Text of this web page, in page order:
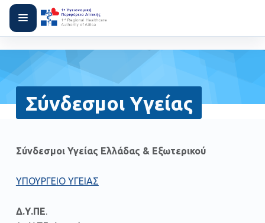
Σύνδεσμοι Υγείας
Σύνδεσμοι Υγείας Ελλάδας & Εξωτερικού
ΥΠΟΥΡΓΕΙΟ ΥΓΕΙΑΣ
Δ.Υ.ΠΕ.